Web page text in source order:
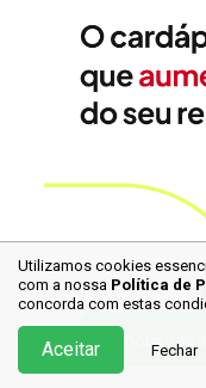
Utilizamos cookies
com a nossa Política de
concorda com estas
Aceitar Fechar